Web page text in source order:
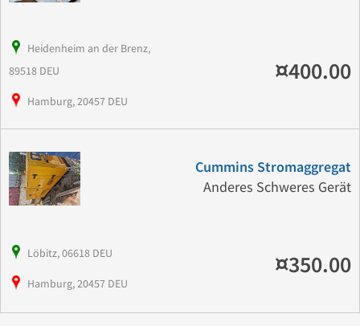
Heidenheim an der Brenz,
89518 DEU
Hamburg, 20457 DEU
¤400.00
Cummins Stromaggregat
Anderes Schweres Gerät
Löbitz, 06618 DEU
Hamburg, 20457 DEU
¤350.00